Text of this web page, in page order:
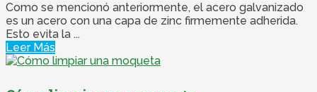
Como se mencionó anteriormente, el acero galvanizado
es un acero con una capa de zinc firmemente adherida.
Esto evita la ...
Leer Más